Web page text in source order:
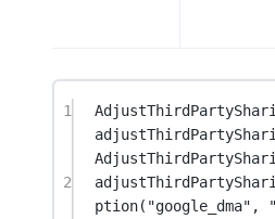
1
2
ption( "google_dma" ,